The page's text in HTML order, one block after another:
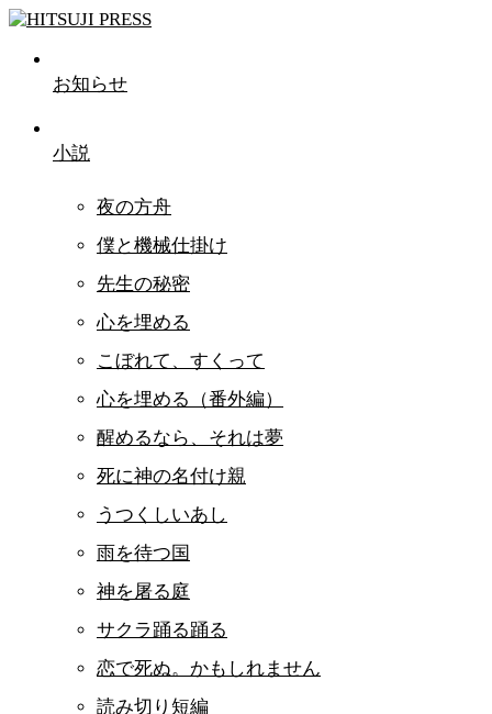
お知らせ
小説
夜の方舟
僕と機械仕掛け
先生の秘密
心を埋める
こぼれて、すくって
心を埋める（番外編）
醒めるなら、それは夢
死に神の名付け親
うつくしいあし
雨を待つ国
神を屠る庭
サクラ踊る踊る
恋で死ぬ。かもしれません
読み切り短編